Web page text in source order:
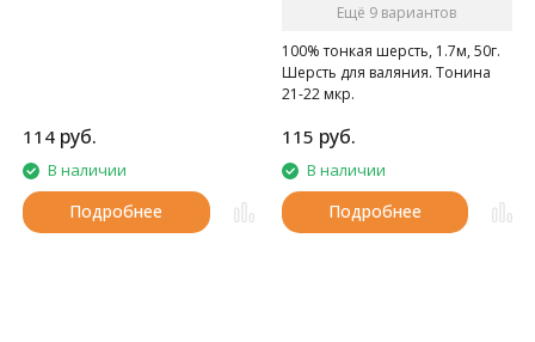
114 руб.
В наличии
Подробнее
Ещё 9 вариантов
100% тонкая шерсть, 1.7м, 50г.
Шерсть для валяния. Тонина
21-22 мкр.
115 руб.
В наличии
Подробнее